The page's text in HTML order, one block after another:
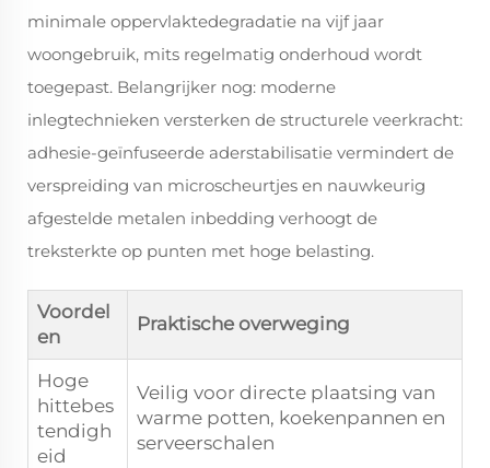
minimale oppervlaktedegradatie na vijf jaar
woongebruik, mits regelmatig onderhoud wordt
toegepast. Belangrijker nog: moderne
inlegtechnieken versterken de structurele veerkracht:
adhesie-geïnfuseerde aderstabilisatie vermindert de
verspreiding van microscheurtjes en nauwkeurig
afgestelde metalen inbedding verhoogt de
treksterkte op punten met hoge belasting.
Voordel
en
Praktische overweging
Hoge
hittebes
tendigh
eid
Veilig voor directe plaatsing van
warme potten, koekenpannen en
serveerschalen